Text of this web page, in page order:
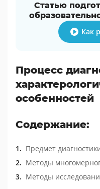
Статью
Как
Процесс
особенностей
Содержание:
Предмет
Методы
Методы